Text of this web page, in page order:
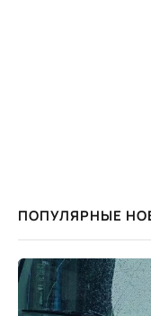
ПОПУЛЯРНЫЕ